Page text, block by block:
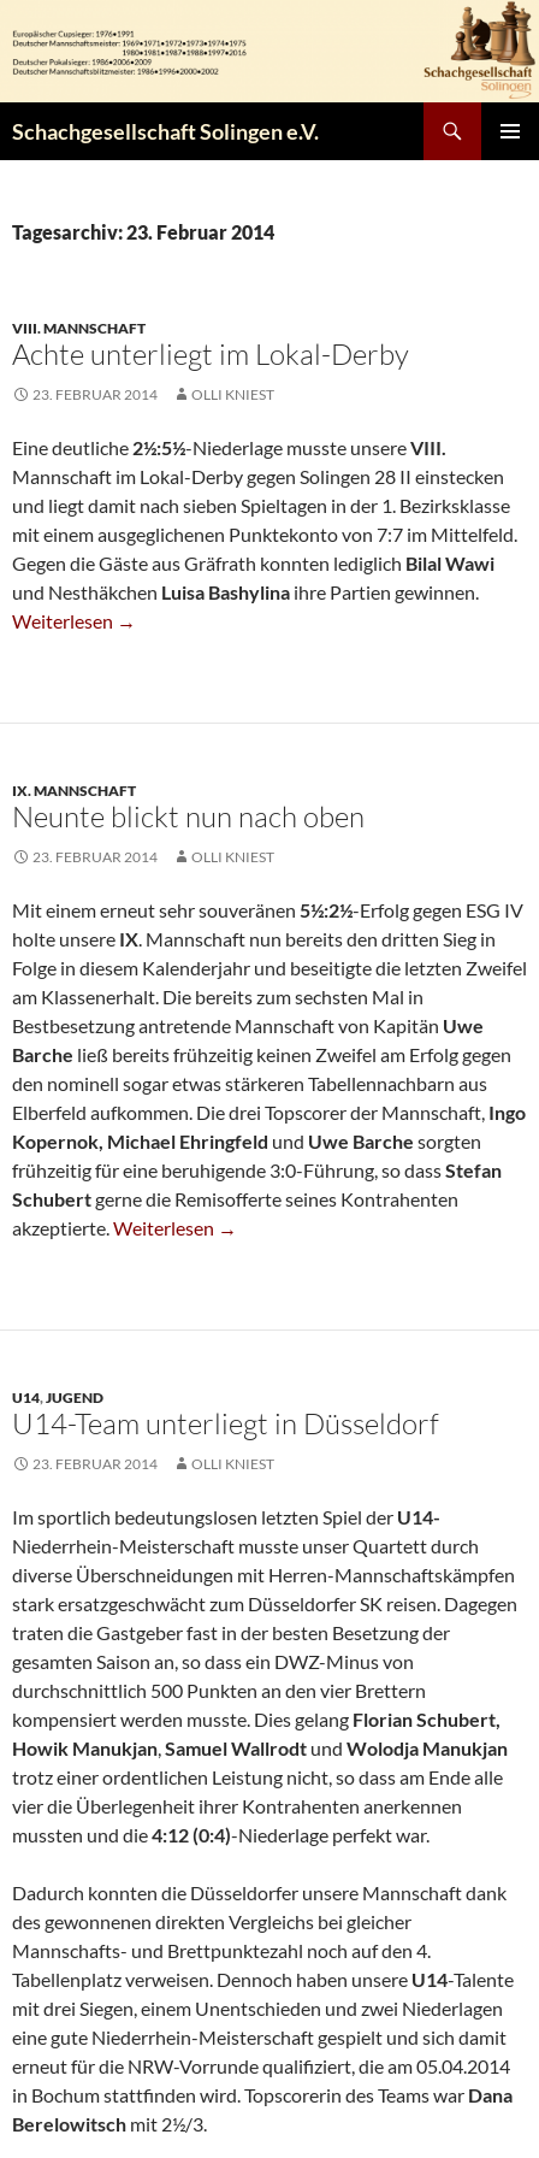
Inhalt
springen
Schachgesellschaft Solingen e.V.
Tagesarchiv: 23. Februar 2014
VIII. MANNSCHAFT
Achte unterliegt im Lokal-Derby
23. FEBRUAR 2014 OLLI KNIEST
Eine deutliche 2½:5½-Niederlage musste unsereVIII.
Mannschaft im Lokal-Derby gegen Solingen 28 II einstecken
und liegt damit nach sieben Spieltagen in der 1. Bezirksklasse
mit einem ausgeglichenen Punktekonto von 7:7 im Mittelfeld.
Gegen die Gäste aus Gräfrath konnten lediglich BilalWawi
und Nesthäkchen Luisa Bashylina ihre Partien gewinnen.
Achte Unterliegt Im Lokal-Derby
Weiterlesen →
IX. MANNSCHAFT
Neunte blickt nun nach oben
23. FEBRUAR 2014 OLLI KNIEST
Mit einem erneut sehr souveränen 5½:2½-Erfolg gegen ESG IV
holte unsere IX. Mannschaft nun bereits den dritten Sieg in
Folge in diesem Kalenderjahr und beseitigte die letzten Zweifel
am Klassenerhalt. Die bereits zum sechsten Mal in
Bestbesetzung antretende Mannschaft von Kapitän Uwe
Barche ließ bereits frühzeitig keinen Zweifel am Erfolg gegen
den nominell sogar etwas stärkeren Tabellennachbarn aus
Elberfeld aufkommen. Die drei Topscorer der Mannschaft, Ingo
Kopernok, Michael Ehringfeld und Uwe Barche sorgten
frühzeitig für eine beruhigende 3:0-Führung, so dassStefan
Schubertgerne die Remisofferte seines Kontrahenten
akzeptierte.Neunte Blickt Nun Nach Oben
Weiterlesen →
U14,JUGEND
U14-Team unterliegt in Düsseldorf
23. FEBRUAR 2014 OLLI KNIEST
Im sportlich bedeutungslosen letzten Spiel der U14-
Niederrhein-Meisterschaft musste unser Quartett durch
diverse Überschneidungen mit Herren-Mannschaftskämpfen
stark ersatzgeschwächt zum Düsseldorfer SK reisen. Dagegen
traten die Gastgeber fast in der besten Besetzung der
gesamten Saison an, so dass ein DWZ-Minus von
durchschnittlich 500 Punkten an den vier Brettern
kompensiert werden musste. Dies gelang Florian Schubert,
Howik Manukjan,SamuelWallrodt und Wolodja Manukjan
trotz einer ordentlichen Leistung nicht, so dass am Ende alle
vier die Überlegenheit ihrer Kontrahenten anerkennen
mussten und die4:12 (0:4)-Niederlage perfekt war.
Dadurch konnten die Düsseldorfer unsere Mannschaft dank
des gewonnenen direkten Vergleichs bei gleicher
Mannschafts- und Brettpunktezahl noch auf den 4.
Tabellenplatz verweisen. Dennoch haben unsere U14-Talente
mit drei Siegen, einem Unentschieden und zwei Niederlagen
eine gute Niederrhein-Meisterschaft gespielt und sich damit
erneut für die NRW-Vorrunde qualifiziert, die am 05.04.2014
in Bochum stattfinden wird. Topscorerin des Teams war Dana
Berelowitsch mit 2½/3.